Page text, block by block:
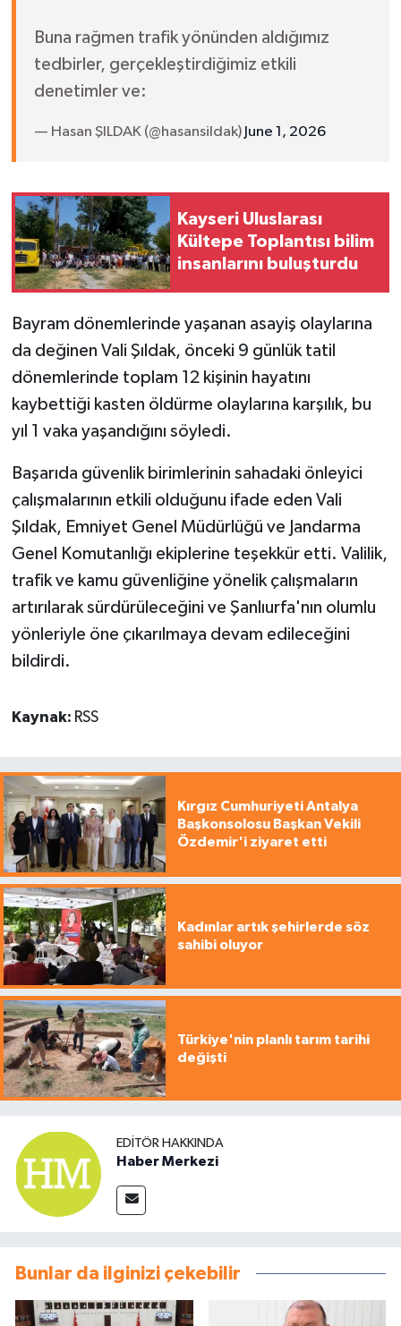
Buna rağmen trafik yönünden aldığımız
tedbirler, gerçekleştirdiğimiz etkili
denetimler ve:
— Hasan ŞILDAK (@hasansildak) June 1, 2026
Kayseri Uluslarası
Kültepe Toplantısı bilim
insanlarını buluşturdu
Bayram dönemlerinde yaşanan asayiş olaylarına
da değinen Vali Şıldak, önceki 9 günlük tatil
dönemlerinde toplam 12 kişinin hayatını
kaybettiği kasten öldürme olaylarına karşılık, bu
yıl 1 vaka yaşandığını söyledi.
Başarıda güvenlik birimlerinin sahadaki önleyici
çalışmalarının etkili olduğunu ifade eden Vali
Şıldak, Emniyet Genel Müdürlüğü ve Jandarma
Genel Komutanlığı ekiplerine teşekkür etti. Valilik,
trafik ve kamu güvenliğine yönelik çalışmaların
artırılarak sürdürüleceğini ve Şanlıurfa'nın olumlu
yönleriyle öne çıkarılmaya devam edileceğini
bildirdi.
Kaynak: RSS
Kırgız Cumhuriyeti Antalya
Başkonsolosu Başkan Vekili
Özdemir'i ziyaret etti
Kadınlar artık şehirlerde söz
sahibi oluyor
Türkiye'nin planlı tarım tarihi
değişti
EDITÖR HAKKINDA
Haber Merkezi
Bunlar da ilginizi çekebilir